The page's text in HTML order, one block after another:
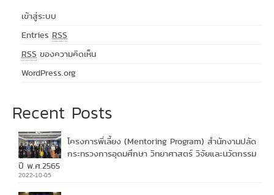
เข้าสู่ระบบ
Entries RSS
RSS ของความคิดเห็น
WordPress.org
Recent Posts
โครงการพี่เลี้ยง (Mentoring Program) สำนักงานปลัด
กระทรวงการอุดมศึกษา วิทยาศาสตร์ วิจัยและนวัตกรรม
ปี พ.ศ.2565
2022-10-05